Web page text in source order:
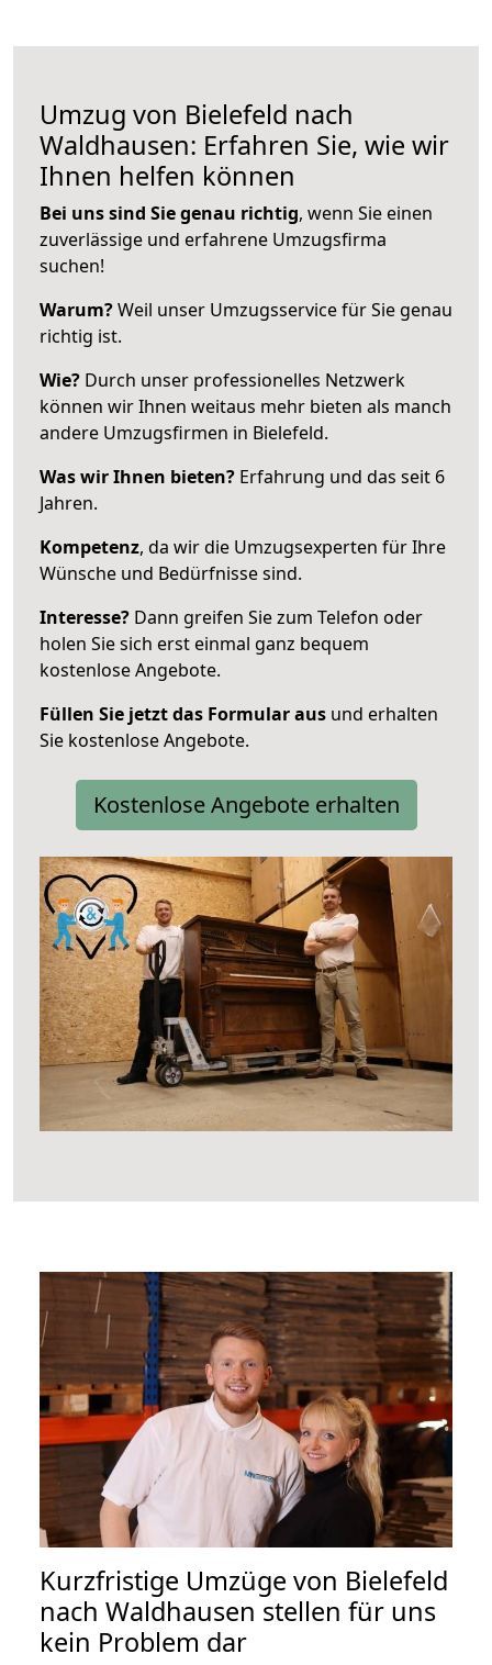
Umzug von Bielefeld nach
Waldhausen: Erfahren Sie, wie wir
Ihnen helfen können
Bei uns sind Sie genau richtig, wenn Sie einen
zuverlässige und erfahrene Umzugsfirma
suchen!
Warum?Weil unser Umzugsservice für Sie genau
richtig ist.
Wie? Durch unser professionelles Netzwerk
können wir Ihnen weitaus mehr bieten als manch
andere Umzugsfirmen in Bielefeld.
Was wir Ihnen bieten? Erfahrung und das seit 6
Jahren.
Kompetenz, da wir die Umzugsexperten für Ihre
Wünsche und Bedürfnisse sind.
Interesse? Dann greifen Sie zum Telefon oder
holen Sie sich erst einmal ganz bequem
kostenlose Angebote.
Füllen Sie jetzt das Formular aus und erhalten
Sie kostenlose Angebote.
Kostenlose Angebote erhalten
Kurzfristige Umzüge von Bielefeld
nach Waldhausen stellen für uns
kein Problem dar